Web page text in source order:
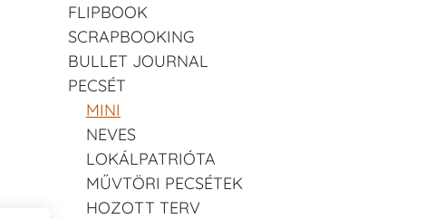
FLIPBOOK
SCRAPBOOKING
BULLET JOURNAL
PECSÉT
MINI
NEVES
LOKÁLPATRIÓTA
MŰVTÖRI PECSÉTEK
HOZOTT TERV